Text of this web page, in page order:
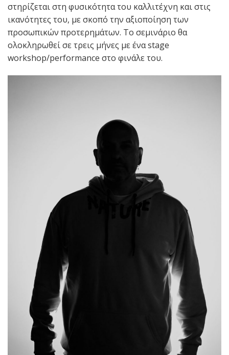
στηρίζεται στη φυσικότητα του καλλιτέχνη και στις
ικανότητες του, με σκοπό την αξιοποίηση των
προσωπικών προτερημάτων. Το σεμινάριο θα
ολοκληρωθεί σε τρεις μήνες με ένα stage
workshop/performance στο φινάλε του.